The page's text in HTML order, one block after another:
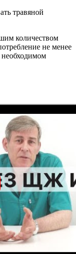
травяной
количеством
не менее